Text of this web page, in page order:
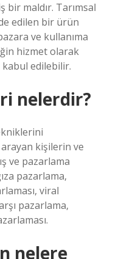
bir maldır. Tarımsal
edilen bir ürün
ve kullanıma
hizmet olarak
kabul edilebilir.
nelerdir?
kişilerin ve
ve pazarlama
pazarlama,
viral
pazarlama,
nelere